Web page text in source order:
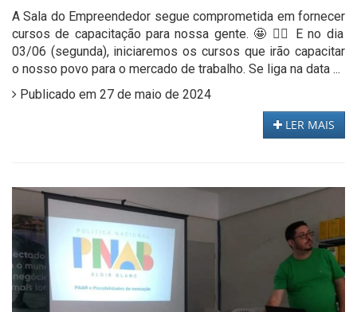
A Sala do Empreendedor segue comprometida em fornecer
cursos de capacitação para nossa gente. 🤩 👉🏻 E no dia
03/06 (segunda), iniciaremos os cursos que irão capacitar
o nosso povo para o mercado de trabalho. Se liga na data ...
Publicado em 27 de maio de 2024
LER MAIS